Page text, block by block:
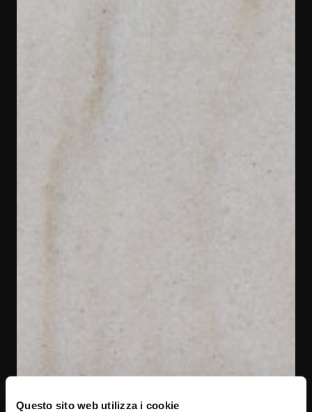
Questo sito web utilizza i cookie